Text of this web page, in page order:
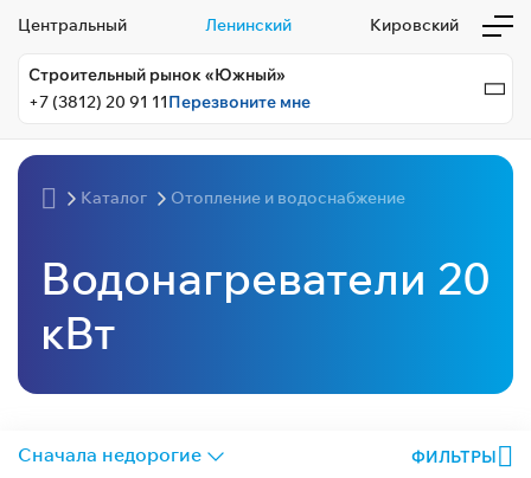
Центральный Ленинский Кировский
Строительный рынок «Южный»
+7 (3812) 20 91 11Перезвоните мне
Каталог Отопление и водоснабжение
Водонагреватели 20
кВт
ФИЛЬТРЫ